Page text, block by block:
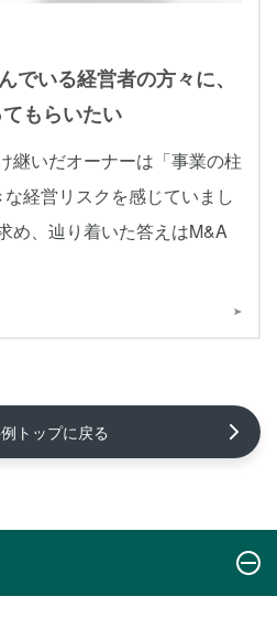
でいる経営者の方々に、
もらいたい
継いだオーナーは「事業の柱
経営リスクを感じていまし
め、辿り着いた答えはM&A
トップに戻る